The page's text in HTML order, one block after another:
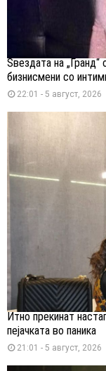
Ѕвездата на „Гранд“
бизнисмени со
22:01 - 5 август, 2026
Итно прекинат
пејачката во паника
21:01 - 5 август, 2026